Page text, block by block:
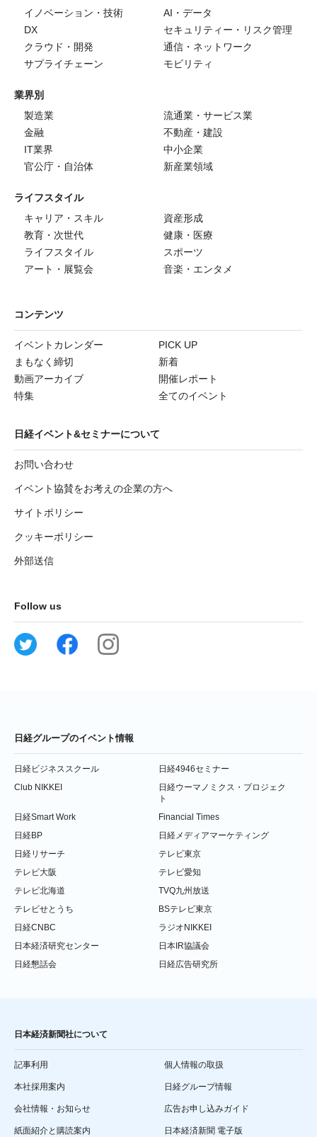
イノベーション・技術
AI・データ
DX
セキュリティー・リスク管理
クラウド・開発
通信・ネットワーク
サプライチェーン
モビリティ
業界別
製造業
流通業・サービス業
金融
不動産・建設
IT業界
中小企業
官公庁・自治体
新産業領域
ライフスタイル
キャリア・スキル
資産形成
教育・次世代
健康・医療
ライフスタイル
スポーツ
アート・展覧会
音楽・エンタメ
コンテンツ
イベントカレンダー
PICK UP
まもなく締切
新着
動画アーカイブ
開催レポート
特集
全てのイベント
日経イベント&セミナーについて
お問い合わせ
イベント協賛をお考えの企業の方へ
サイトポリシー
クッキーポリシー
外部送信
Follow us
日経グループのイベント情報
日経ビジネススクール
日経4946セミナー
Club NIKKEI
日経ウーマノミクス・プロジェク
ト
日経Smart Work
Financial Times
日経BP
日経メディアマーケティング
日経リサーチ
テレビ東京
テレビ大阪
テレビ愛知
テレビ北海道
TVQ九州放送
テレビせとうち
BSテレビ東京
日経CNBC
ラジオNIKKEI
日本経済研究センター
日本IR協議会
日経懇話会
日経広告研究所
日本経済新聞社について
記事利用 個人情報の取扱
本社採用案内 日経グループ情報
会社情報・お知らせ 広告お申し込みガイド
紙面紹介と購読案内 日本経済新聞 電子版